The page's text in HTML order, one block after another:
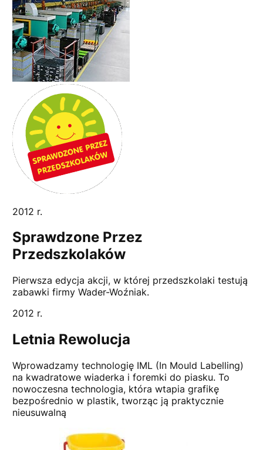
2012 r.
Sprawdzone Przez
Przedszkolaków
Pierwsza edycja akcji, w której przedszkolaki testują
zabawki firmy Wader-Woźniak.
2012 r.
Letnia Rewolucja
Wprowadzamy technologię IML (In Mould Labelling)
na kwadratowe wiaderka i foremki do piasku. To
nowoczesna technologia, która wtapia grafikę
bezpośrednio w plastik, tworząc ją praktycznie
nieusuwalną